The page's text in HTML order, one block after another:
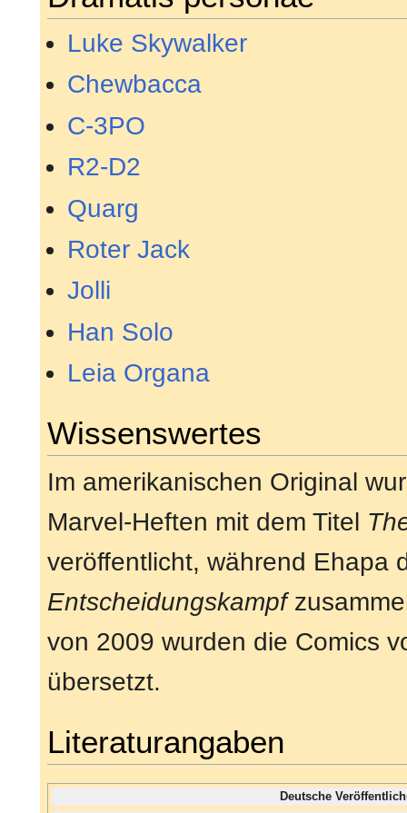
Luke Skywalker
Chewbacca
C-3PO
R2-D2
Quarg
Roter Jack
Jolli
Han Solo
Leia Organa
Wissenswertes
Im amerikanischen Original
Marvel-Heften mit dem Titel
veröffentlicht, während Ehapa
Entscheidungskampf
von 2009 wurden die Comics
übersetzt.
Literaturangaben
Deutsche